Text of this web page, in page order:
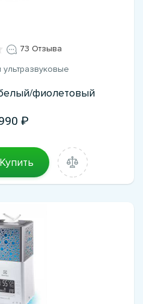
73 Отзыва
фиолетовый
Купить